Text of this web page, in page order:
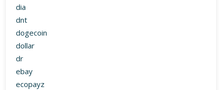
dia
dnt
dogecoin
dollar
dr
ebay
ecopayz